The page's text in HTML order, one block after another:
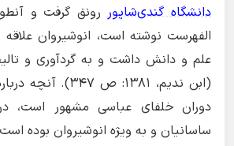
دانشگاه گندی‌شاپوررونق گرفت و
الفهرست نوشته است، انوشیروان
علم و دانش داشت و به گردآوری و
(ابن ندیم، ۱۳۸۱: ص
دوران خلفای عباسی مشهور است،
ساسانیان و به ویژه انوشیروان بوده